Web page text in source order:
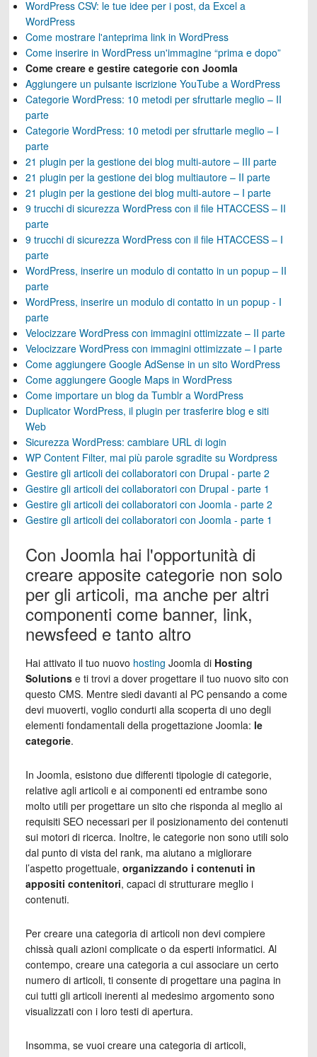
WordPress CSV: le tue idee per i post, da Excel a
WordPress
Come mostrare l'anteprima link in WordPress
Come inserire in WordPress un'immagine “prima e dopo”
Come creare e gestire categorie con Joomla
Aggiungere un pulsante iscrizione YouTube a WordPress
Categorie WordPress: 10 metodi per sfruttarle meglio – II
parte
Categorie WordPress: 10 metodi per sfruttarle meglio – I
parte
21 plugin per la gestione dei blog multi-autore – III parte
21 plugin per la gestione dei blog multiautore – II parte
21 plugin per la gestione dei blog multi-autore – I parte
9 trucchi di sicurezza WordPress con il file HTACCESS – II
parte
9 trucchi di sicurezza WordPress con il file HTACCESS – I
parte
WordPress, inserire un modulo di contatto in un popup – II
parte
WordPress, inserire un modulo di contatto in un popup - I
parte
Velocizzare WordPress con immagini ottimizzate – II parte
Velocizzare WordPress con immagini ottimizzate – I parte
Come aggiungere Google AdSense in un sito WordPress
Come aggiungere Google Maps in WordPress
Come importare un blog da Tumblr a WordPress
Duplicator WordPress, il plugin per trasferire blog e siti
Web
Sicurezza WordPress: cambiare URL di login
WP Content Filter, mai più parole sgradite su Wordpress
Gestire gli articoli dei collaboratori con Drupal - parte 2
Gestire gli articoli dei collaboratori con Drupal - parte 1
Gestire gli articoli dei collaboratori con Joomla - parte 2
Gestire gli articoli dei collaboratori con Joomla - parte 1
Con Joomla hai l'opportunità di
creare apposite categorie non solo
per gli articoli, ma anche per altri
componenti come banner, link,
newsfeed e tanto altro
Hai attivato il tuo nuovo hosting Joomla di Hosting
Solutionse ti trovi a dover progettare il tuo nuovo sito con
questo CMS. Mentre siedi davanti al PC pensando a come
devi muoverti, voglio condurti alla scoperta di uno degli
elementi fondamentali della progettazione Joomla: le
categorie.
In Joomla, esistono due differenti tipologie di categorie,
relative agli articoli e ai componenti ed entrambe sono
molto utili per progettare un sito che risponda al meglio ai
requisiti SEO necessari per il posizionamento dei contenuti
sui motori di ricerca. Inoltre, le categorie non sono utili solo
dal punto di vista del rank, ma aiutano a migliorare
l’aspetto progettuale, organizzando i contenuti in
appositi contenitori, capaci di strutturare meglio i
contenuti.
Per creare una categoria di articoli non devi compiere
chissà quali azioni complicate o da esperti informatici. Al
contempo, creare una categoria a cui associare un certo
numero di articoli, ti consente di progettare una pagina in
cui tutti gli articoli inerenti al medesimo argomento sono
visualizzati con i loro testi di apertura.
Insomma, se vuoi creare una categoria di articoli,